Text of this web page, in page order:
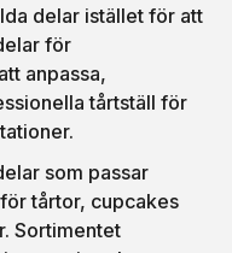
delar istället för att
för
anpassa,
tårtställ för
som passar
tårtor, cupcakes
Sortimentet